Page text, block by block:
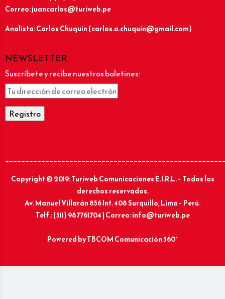
Correo: juancarlos@turiweb.pe
Analista: Carlos Chuquín (carlos.a.chuquin@gmail.com)
NEWSLETTER
Suscríbete y recibe nuestros boletines:
Copyright © 2019: Turiweb Comunicaciones E.I.R.L. – Todos los
derechos reservados.
Av. Manuel Villarán 856 Int. 408 Surquillo, Lima – Perú.
Telf.: (511) 987761704 | Correo: info@turiweb.pe
Powered byTBCOM Comunicación 360°